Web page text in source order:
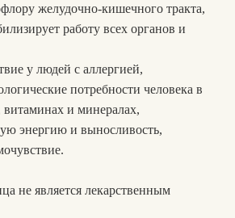
желудочно-кишечного тракта,
работу всех органов и
у людей с аллергией,
потребности человека в
и минералах,
энергию и выносливость,
не является лекарственным